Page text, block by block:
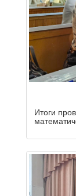
Итоги